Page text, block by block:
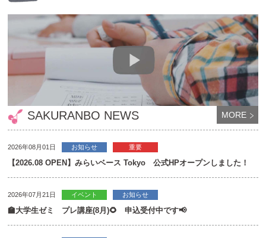
SAKURANBO NEWS MORE
2026年08月01日 お知らせ 重要
【2026.08 OPEN】みらいベース Tokyo 公式HPオープンしました！
2026年07月21日 イベント お知らせ
🏫大学生ゼミ プレ講座(8月)🌻 申込受付中です📢